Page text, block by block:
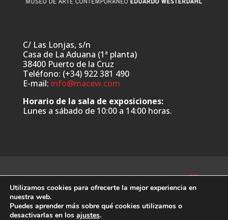
C/ Las Lonjas, s/n
Casa de La Aduana (1ª planta)
38400 Puerto de la Cruz
Teléfono: (+34) 922 381 490
E-mail: info@macew.com
Horario de la sala de exposiciones:
Lunes a sábado de 10:00 a 14:00 horas.
Web desarrollada por:www.ymanera.com
Utilizamos cookies para ofrecerte la mejor experiencia en
nuestra web.
Puedes aprender más sobre qué cookies utilizamos o
desactivarlas en los ajustes.